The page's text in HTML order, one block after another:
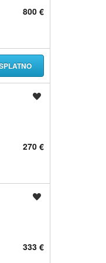
800 €
270 €
333 €